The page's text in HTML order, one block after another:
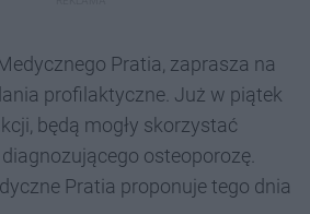
Pratia, zaprasza na
profilaktyczne. Już w piątek
będą mogły skorzystać
osteoporozę.
Pratia proponuje tego dnia